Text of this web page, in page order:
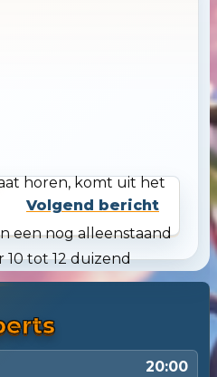
20:00
horen, komt uit het
een nog alleenstaand
tot 12 duizend
grenzen stonden
van Bodegraven
zijn er nog al wat.
Volgend bericht